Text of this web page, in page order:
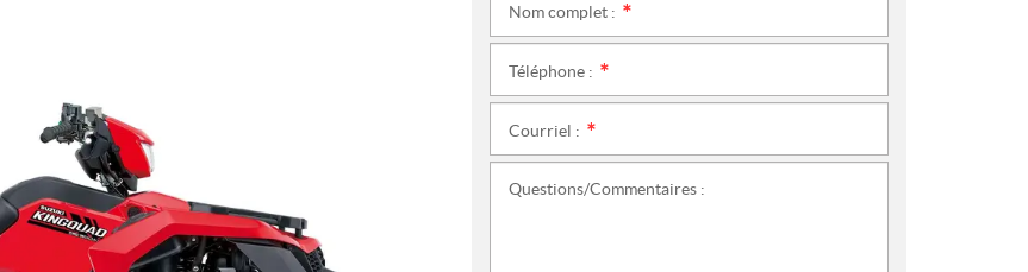
Nom complet :
Téléphone :
Courriel :
Questions/Commentaires :